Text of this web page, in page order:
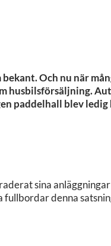
Och nu när
husbilsförsäljning.
paddelhall blev ledig
sina
fullbordar denna